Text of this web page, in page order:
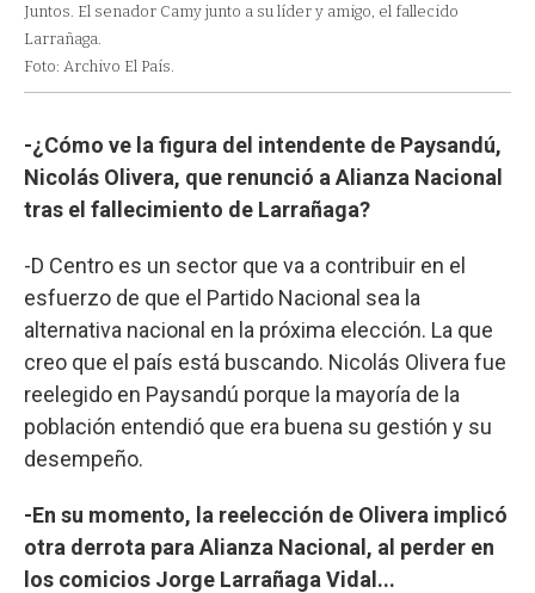
Juntos. El senador Camy junto a su líder y amigo, el fallecido
Larrañaga.
Foto: Archivo El País.
-¿Cómo ve la figura del intendente de Paysandú,
Nicolás Olivera, que renunció a Alianza Nacional
tras el fallecimiento de Larrañaga?
-D Centro es un sector que va a contribuir en el
esfuerzo de que el Partido Nacional sea la
alternativa nacional en la próxima elección. La que
creo que el país está buscando. Nicolás Olivera fue
reelegido en Paysandú porque la mayoría de la
población entendió que era buena su gestión y su
desempeño.
-En su momento, la reelección de Olivera implicó
otra derrota para Alianza Nacional, al perder en
los comicios Jorge Larrañaga Vidal...